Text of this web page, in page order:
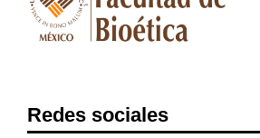
Redes sociales